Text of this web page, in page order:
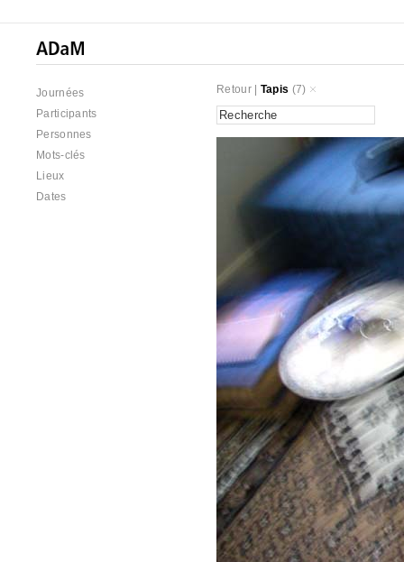
Journées
Participants
Personnes
Mots-clés
Lieux
Dates
Retour| Tapis (7)